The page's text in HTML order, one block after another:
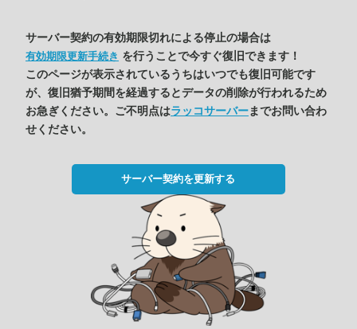
サーバー契約の有効期限切れによる停止の場合は
有効期限更新手続き を行うことで今すぐ復旧できます！
このページが表示されているうちはいつでも復旧可能です
が、復旧猶予期間を経過するとデータの削除が行われるため
お急ぎください。ご不明点はラッコサーバーまでお問い合わ
せください。
サーバー契約を更新する